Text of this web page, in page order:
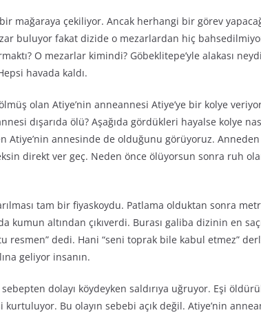
mağaraya çekiliyor. Ancak herhangi bir görev
buluyor fakat dizide o mezarlardan hiç
O mezarlar kimindi? Göbeklitepe’yle alakası
havada kaldı.
olan Atiye’nin anneannesi Atiye’ye bir kolye
dışarıda ölü? Aşağıda gördükleri hayalse kolye
Atiye’nin annesinde de olduğunu görüyoruz. Anneden
direkt ver geç. Neden önce ölüyorsun sonra ruh
tam bir fiyaskoydu. Patlama olduktan sonra
kumun altından çıkıverdi. Burası galiba dizinin en
resmen” dedi. Hani “seni toprak bile kabul etmez”
geliyor insanın.
dolayı köydeyken saldırıya uğruyor. Eşi
kurtuluyor. Bu olayın sebebi açık değil. Atiye’nin